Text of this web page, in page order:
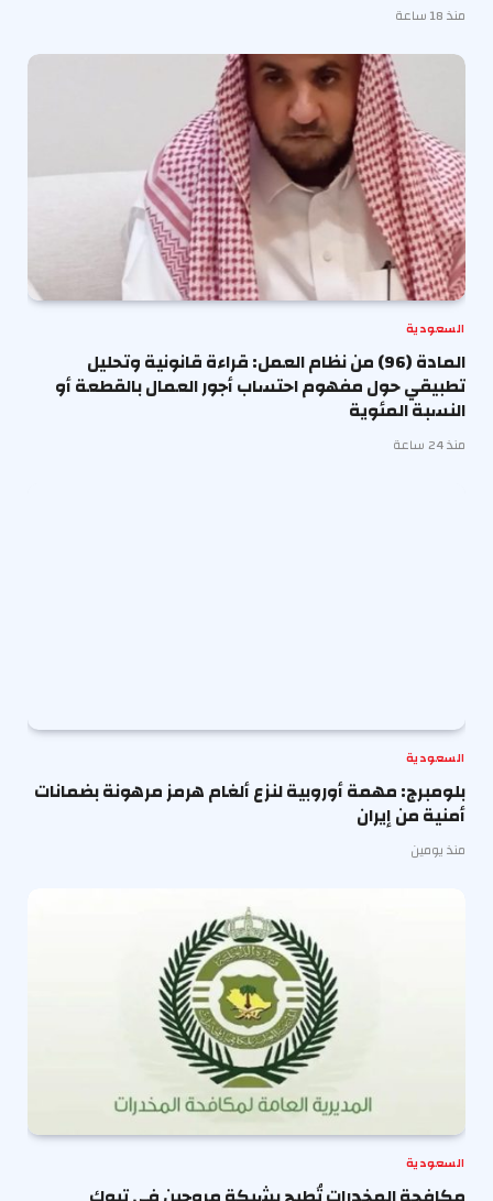
منذ 18 ساعة
السعودية
المادة (96) من نظام العمل: قراءة قانونية وتحليل
تطبيقي حول مفهوم احتساب أجور العمال بالقطعة أو
النسبة المئوية
منذ 24 ساعة
السعودية
بلومبرج: مهمة أوروبية لنزع ألغام هرمز مرهونة بضمانات
أمنية من إيران
منذ يومين
السعودية